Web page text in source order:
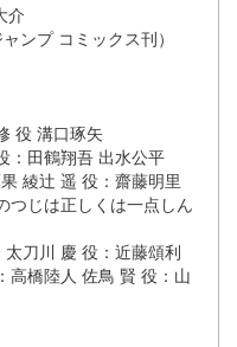
介
ンプ コミックス刊）
役 溝口琢矢
：田鶴翔吾 出水公平
綾辻 遥 役：齋藤明里
じは正しくは一点しん
太刀川 慶 役：近藤頌利
高橋陸人 佐鳥 賢 役：山